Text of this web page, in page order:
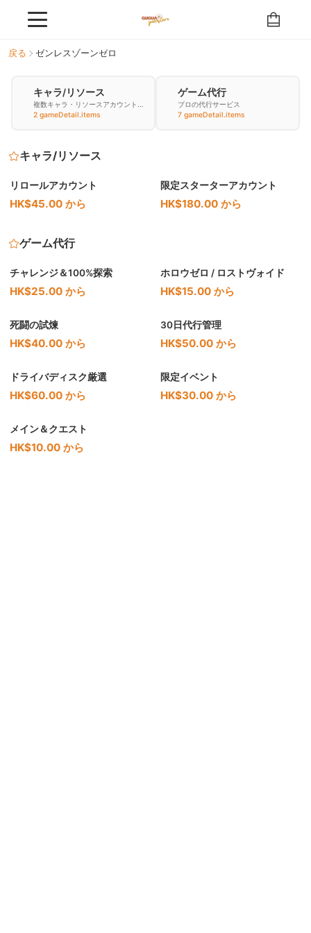
戻る ゼンレスゾーンゼロ
キャラ/リソース
複数キャラ・リソースアカウントを
購入
2 gameDetail.items
ゲーム代行
プロの代行サービス
7 gameDetail.items
キャラ/リソース
リロールアカウント
HK$45.00 から
限定スターターアカウント
HK$180.00 から
ゲーム代行
チャレンジ＆100%探索
HK$25.00 から
ホロウゼロ / ロストヴォイド
HK$15.00 から
死闘の試煉
HK$40.00 から
30日代行管理
HK$50.00 から
ドライバディスク厳選
HK$60.00 から
限定イベント
HK$30.00 から
メイン＆クエスト
HK$10.00 から